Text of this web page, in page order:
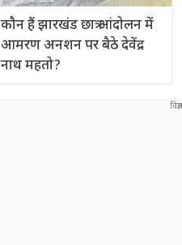
कौन हैं झारखंड छात्र आंदोलन में
आमरण अनशन पर बैठे देवेंद्र
नाथ महतो?